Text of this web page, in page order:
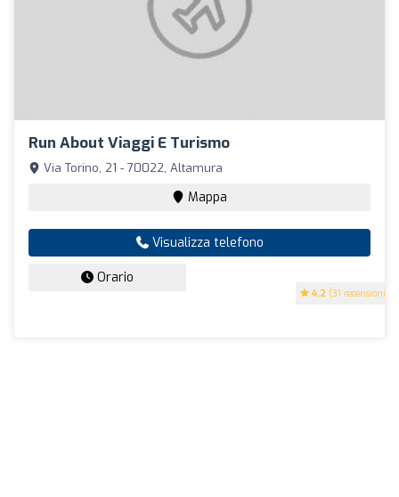
Run About Viaggi E Turismo
4.2 (31 recensioni)
Via Torino, 21 - 70022, Altamura
Mappa
Visualizza telefono
Orario